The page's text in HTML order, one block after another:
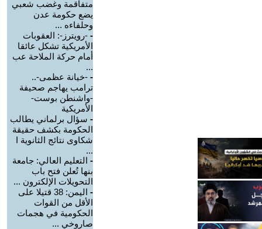
متفاقمة وغضب شعبي
يضع حكومة عدن
وحلفاءه ...
- -رويترز-: العقوبات
الأمريكية تشكل عائقا
أمام حركة الملاحة عب
...
- -خيانة عظمى-..
ترامب يهاجم صحيفة
-واشنطن بوست-
الأمريكية
- سؤال برلماني يطالب
الحكومة بكشف حقيقة
شكاوى نتائج الثانوية ا
...
- التعليم العالي: جامعة
بنها تُعلن فتح باب
التحويلات الإلكترون ...
-
اليمن: 38 قتيلا على
الأقل من القوات
الحكومية في هجمات
صاروخي ...